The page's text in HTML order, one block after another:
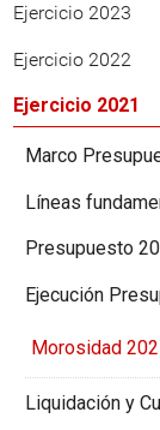
Ejercicio 2023
Ejercicio 2022
Ejercicio 2021
Marco
Líneas
Presupuesto
Ejecución
Morosidad
Liquidación y